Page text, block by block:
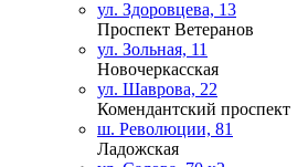
ул. Здоровцева, 13
Проспект Ветеранов
ул. Зольная, 11
Новочеркасская
ул. Шаврова, 22
Комендантский проспект
ш. Революции, 81
Ладожская